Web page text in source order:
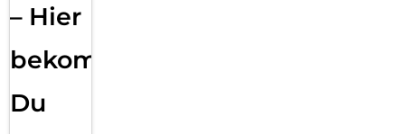
– Hier
bekommst
Du